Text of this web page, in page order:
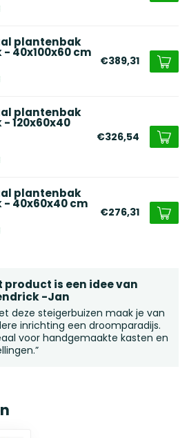
plantenbak
40x100x60 cm
€389,31
plantenbak
120x60x40
€326,54
plantenbak
40x60x40 cm
€276,31
product is een idee van
-Jan
deze steigerbuizen maak je van
inrichting een droomparadijs.
voor handgemaakte kasten en